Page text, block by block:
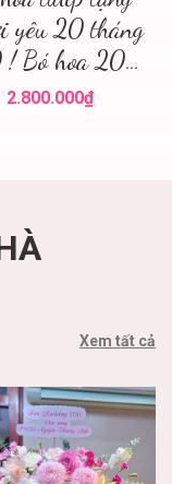
yêu 20 tháng
! Bó hoa 20
10 Hà Nội !
2.800.000₫
Xem tất cả